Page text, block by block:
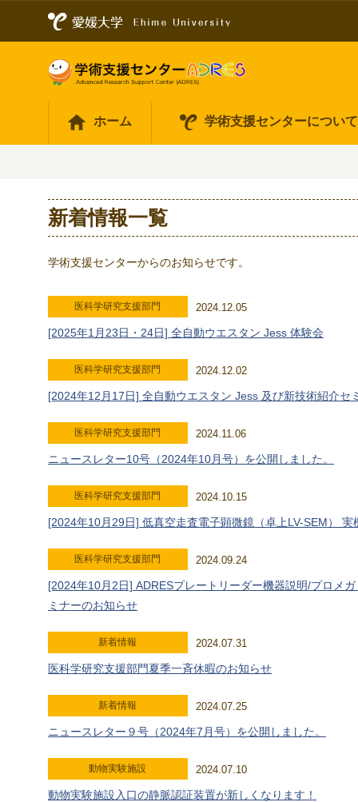
ホーム 学術支援センターについて
新着情報一覧
学術支援センターからのお知らせです。
医科学研究支援部門 2024.12.05
[2025年1月23日・24日] 全自動ウエスタン Jess 体験会
医科学研究支援部門 2024.12.02
[2024年12月17日] 全自動ウエスタン Jess 及び新技術紹介セ
医科学研究支援部門 2024.11.06
ニュースレター10号（2024年10月号）を公開しました。
医科学研究支援部門 2024.10.15
[2024年10月29日] 低真空走査電子顕微鏡（卓上LV-SEM）
医科学研究支援部門 2024.09.24
[2024年10月2日] ADRESプレートリーダー機器説明/プロメ
ミナーのお知らせ
新着情報 2024.07.31
医科学研究支援部門夏季一斉休暇のお知らせ
新着情報 2024.07.25
ニュースレター９号（2024年7月号）を公開しました。
動物実験施設 2024.07.10
動物実験施設入口の静脈認証装置が新しくなります！